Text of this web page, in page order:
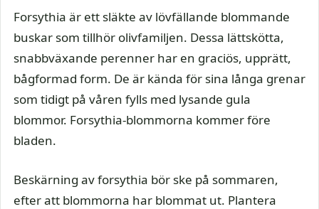
Forsythia är ett släkte av lövfällande blommande
buskar som tillhör olivfamiljen. Dessa lättskötta,
snabbväxande perenner har en graciös, upprätt,
bågformad form. De är kända för sina långa grenar
som tidigt på våren fylls med lysande gula
blommor. Forsythia-blommorna kommer före
bladen.
Beskärning av forsythia bör ske på sommaren,
efter att blommorna har blommat ut. Plantera